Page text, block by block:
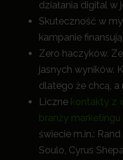
działania digital w
Skuteczność w
kampanie
Zero haczyków.
jasnych wyników.
dlatego że chcą, a
Liczne kontakty z
branży
świecie m.in.:
Soulo, Cyrus